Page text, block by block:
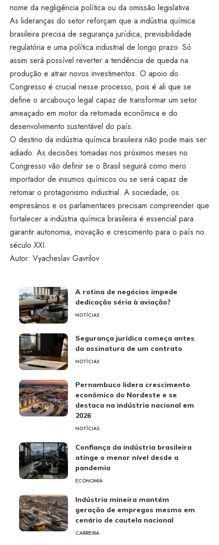
nome da negligência política ou da omissão legislativa.
As lideranças do setor reforçam que a indústria química
brasileira precisa de segurança jurídica, previsibilidade
regulatória e uma política industrial de longo prazo. Só
assim será possível reverter a tendência de queda na
produção e atrair novos investimentos. O apoio do
Congresso é crucial nesse processo, pois é ali que se
define o arcabouço legal capaz de transformar um setor
ameaçado em motor da retomada econômica e do
desenvolvimento sustentável do país.
O destino da indústria química brasileira não pode mais ser
adiado. As decisões tomadas nos próximos meses no
Congresso vão definir se o Brasil seguirá como mero
importador de insumos químicos ou se será capaz de
retomar o protagonismo industrial. A sociedade, os
empresários e os parlamentares precisam compreender que
fortalecer a indústria química brasileira é essencial para
garantir autonomia, inovação e crescimento para o país no
século XXI.
Autor: Vyacheslav Gavrilov
A rotina de negócios impede
dedicação séria à aviação?
NOTÍCIAS
Segurança jurídica começa antes
da assinatura de um contrato
NOTÍCIAS
Pernambuco lidera crescimento
econômico do Nordeste e se
destaca na indústria nacional em
2026
NOTÍCIAS
Confiança da indústria brasileira
atinge o menor nível desde a
pandemia
ECONOMIA
Indústria mineira mantém
geração de empregos mesmo em
cenário de cautela nacional
CARREIRA